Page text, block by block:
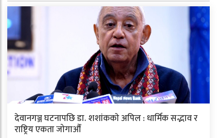
देवानगञ्ज घटनापछि डा. शशांककाे अपिल : धार्मिक सद्भाव र
राष्ट्रिय एकता जोगाऔँ